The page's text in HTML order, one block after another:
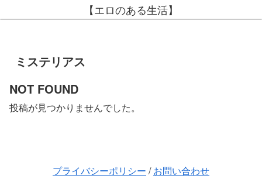
【エロのある生活】
ミステリアス
NOT FOUND
投稿が見つかりませんでした。
プライバシーポリシー /お問い合わせ